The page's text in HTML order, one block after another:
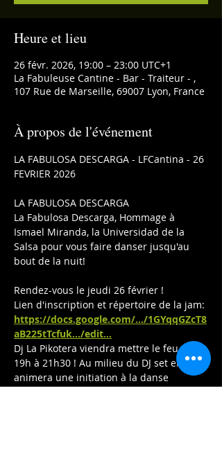
Heure et lieu
26 févr. 2026, 19:00 – 23:00 UTC+1
La Fabuleuse Cantine - Bar - Traiteur - ,
107 Rue de Marseille, 69007 Lyon, France
À propos de l'événement
LA FABULOSA DESCARGA - LFCantina - 26
FEVRIER 2026
LA FABULOSA DESCARGA
La Fabulosa Descarga, Hommage à
Ismael Miranda, la Universidad de la
Salsa pour vous faire danser jusqu'au
bout de la nuit!
Rendez-vous le jeudi 26 février !
Lien d'inscription et répertoire de la jam:
https://docs.google.com/.../1GYqqGZcT8
aB225tTcfuk.../edit...
Dj La Pikotera viendra mettre le feu de
19h à 21h30 ! Au milieu du DJ set elle
animera une initiation à la danse